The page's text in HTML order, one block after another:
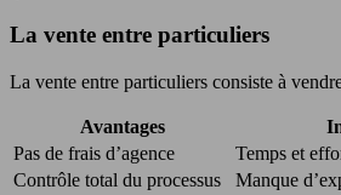
La vente entre particuliers
La vente entre particuliers consiste à
Avantages
Pas de frais d’agence
Temps et
Contrôle total du processus
Manque